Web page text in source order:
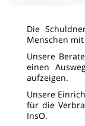
Die
Menschen
Unsere
einen
aufzeigen.
Unsere
für die
InsO.